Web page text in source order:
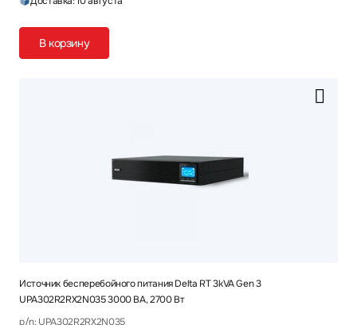
В корзину
Источник бесперебойного питания Delta RT 3kVA Gen 3
UPA302R2RX2N035 3000 ВА, 2700 Вт
p/n: UPA302R2RX2N035